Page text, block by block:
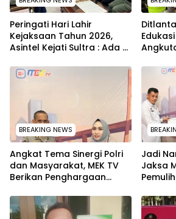
Peringati Hari Lahir
Kejaksaan Tahun 2026,
Asintel Kejati Sultra : Ada
sampai Adhyaksa Run
BREAKING NEWS
Angkat Tema Sinergi Polri
dan Masyarakat, MEK TV
Berikan Penghargaan
melalui Kabid Humas
Jadi
Jaksa
Terima